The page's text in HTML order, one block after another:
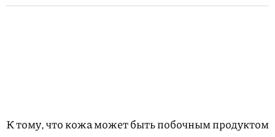
К тому, что кожа может быть побочным продуктом